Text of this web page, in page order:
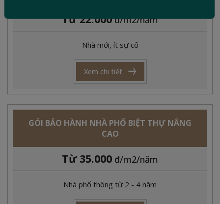
Từ 22.000 đ/m2/năm
Nhà mới, ít sự cố
Xem chi tiết
GÓI BẢO HÀNH NHÀ PHỐ BIỆT THỰ NÂNG
CAO
Từ 35.000 đ/m2/năm
Nhà phổ thông từ 2 - 4 năm